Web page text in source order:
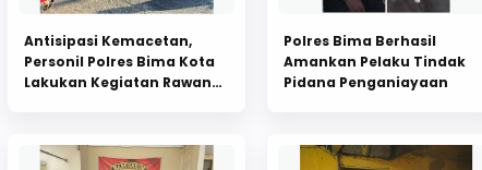
Antisipasi Kemacetan,
Personil Polres Bima Kota
Lakukan Kegiatan Rawan
Polres Bima Berhasil
Amankan Pelaku Tindak
Pidana Penganiayaan